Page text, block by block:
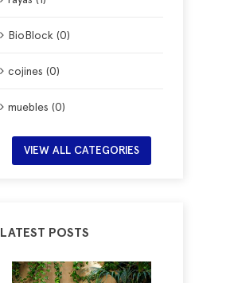
BioBlock (0)
cojines (0)
muebles (0)
VIEW ALL CATEGORIES
LATEST POSTS